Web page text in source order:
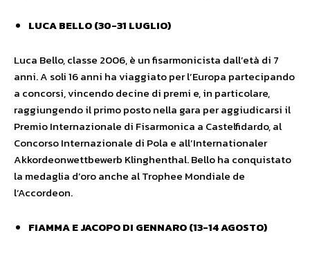
LUCA BELLO (30-31 LUGLIO)
Luca Bello, classe 2006, è un fisarmonicista dall’età di 7
anni. A soli 16 anni ha viaggiato per l’Europa partecipando
a concorsi, vincendo decine di premi e, in particolare,
raggiungendo il primo posto nella gara per aggiudicarsi il
Premio Internazionale di Fisarmonica a Castelfidardo, al
Concorso Internazionale di Pola e all’Internationaler
Akkordeonwettbewerb Klinghenthal. Bello ha conquistato
la medaglia d’oro anche al Trophee Mondiale de
l’Accordeon.
FIAMMA E JACOPO DI GENNARO (13-14 AGOSTO)